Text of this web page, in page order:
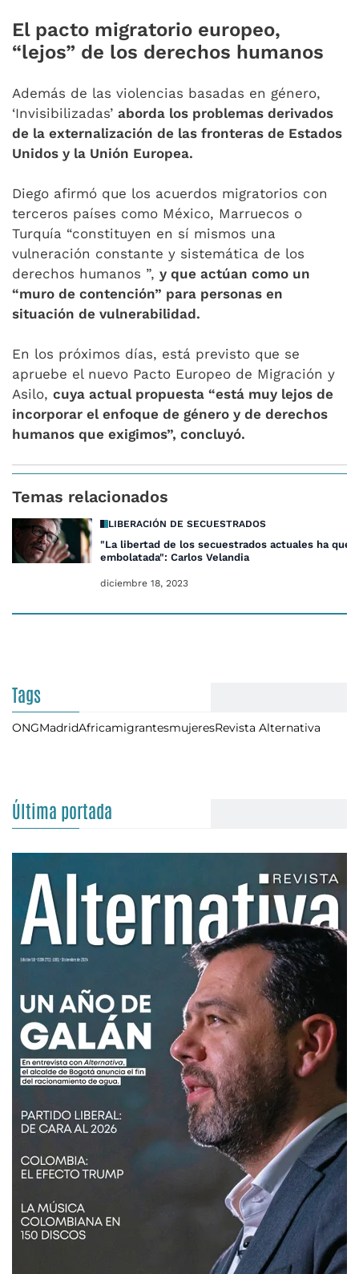
El pacto migratorio europeo,
“lejos” de los derechos humanos
Además de las violencias basadas en género,
‘Invisibilizadas’ aborda los problemas derivados
de la externalización de las fronteras de Estados
Unidos y la Unión Europea.
Diego afirmó que los acuerdos migratorios con
terceros países como México, Marruecos o
Turquía “constituyen en sí mismos una
vulneración constante y sistemática de los
derechos humanos ”, y que actúan como un
“muro de contención” para personas en
situación de vulnerabilidad.
En los próximos días, está previsto que se
apruebe el nuevo Pacto Europeo de Migración y
Asilo, cuya actual propuesta “está muy lejos de
incorporar el enfoque de género y de derechos
humanos que exigimos”, concluyó.
Temas relacionados
LIBERACIÓN DE SECUESTRADOS
"La libertad de los secuestrados actuales ha
embolatada": Carlos Velandia
diciembre 18, 2023
Tags
ONGMadridAfricamigrantesmujeresRevista Alternativa
Última portada